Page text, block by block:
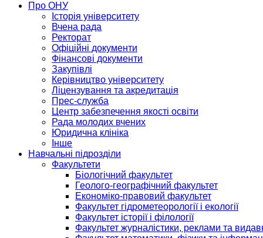
Про ОНУ
Історія університету
Вчена рада
Ректорат
Офіційні документи
Фінансові документи
Закупівлі
Керівництво університету
Ліцензування та акредитація
Прес-служба
Центр забезпечення якості освіти
Рада молодих вчених
Юридична клініка
Інше
Навчальні підрозділи
Факультети
Біологічний факультет
Геолого-географічний факультет
Економіко-правовий факультет
Факультет гідрометеорології і екології
Факультет історії і філології
Факультет журналістики, реклами та